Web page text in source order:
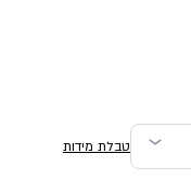
טבלת מידות